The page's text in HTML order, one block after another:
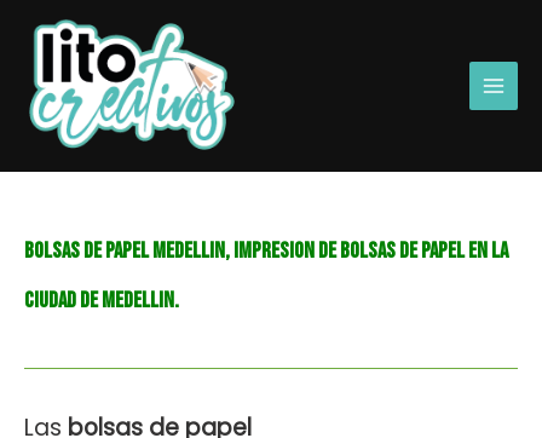
contenido
BOLSAS DE PAPEL MEDELLIN, IMPRESION DE BOLSAS DE PAPEL EN LA
CIUDAD DE MEDELLIN.
Las bolsas de papel